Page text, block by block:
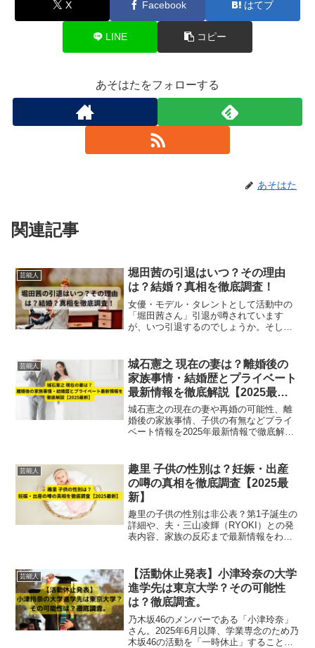
X Facebook はてブ
LINE コピー
あそはたをフォローする
あそはた
関連記事
芸能人
堀田茜の引退はいつ？その理由
は？結婚？真相を徹底調査！
女優・モデル・タレントとして活動中の
「堀田茜さん」引退が噂されています
が、いつ引退するのでしょうか。そして
芸能人
城石憲之 現在の妻は？離婚後の
家族事情・結婚歴とプライベート
最新情報を徹底解説【2025最
新】
城石憲之の現在の妻や再婚の可能性、離
婚後の家族事情、子供の有無などプライ
ベート情報を2025年最新情報で徹底解
婚の可能性も紹介します。
芸能人
趣里 子供の性別は？妊娠・出産
の噂の真相を徹底調査【2025最
新】
趣里の子供の性別は非公表？第1子誕生の
詳細や、夫・三山凌輝（RYOKI）との発
表内容、家族の反応まで最新情報をわか
芸能人
【活動休止発表】小津玲奈の大学
進学先は東京大学？その可能性
は？徹底調査。
乃木坂46のメンバーである「小津玲奈」
さん。2025年6月以降、学業専念のため乃
木坂46の活動を「一時休止」することを